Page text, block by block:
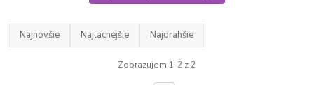
Najnovšie Najlacnejšie Najdrahšie
Zobrazujem 1-2 z 2